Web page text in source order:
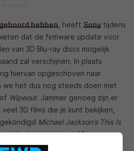
hebben , heeft Sony tijdens
dat de firmware update voor
van 3D Blu-ray discs mogelijk
zal verschijnen. In plaats
hiervan opgeschoven naar
het dus nog steeds doen met
Wipeout. Jammer genoeg zijn er
3D films die je kunt bekijken,
Michael Jackson’s This Is
Alice in Wonderland 3Dte
producten.